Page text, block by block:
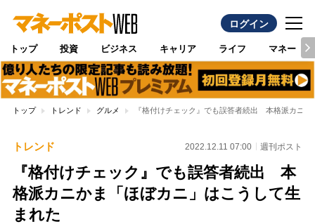
ログイン
トップ 投資 ビジネス キャリア ライフ マネー
トップ トレンド グルメ 『格付けチェック』でも誤答者続出 本格派カニ
トレンド 2022.12.11 07:00 週刊ポスト
『格付けチェック』でも誤答者続出 本
格派カニかま「ほぼカニ」はこうして生
まれた